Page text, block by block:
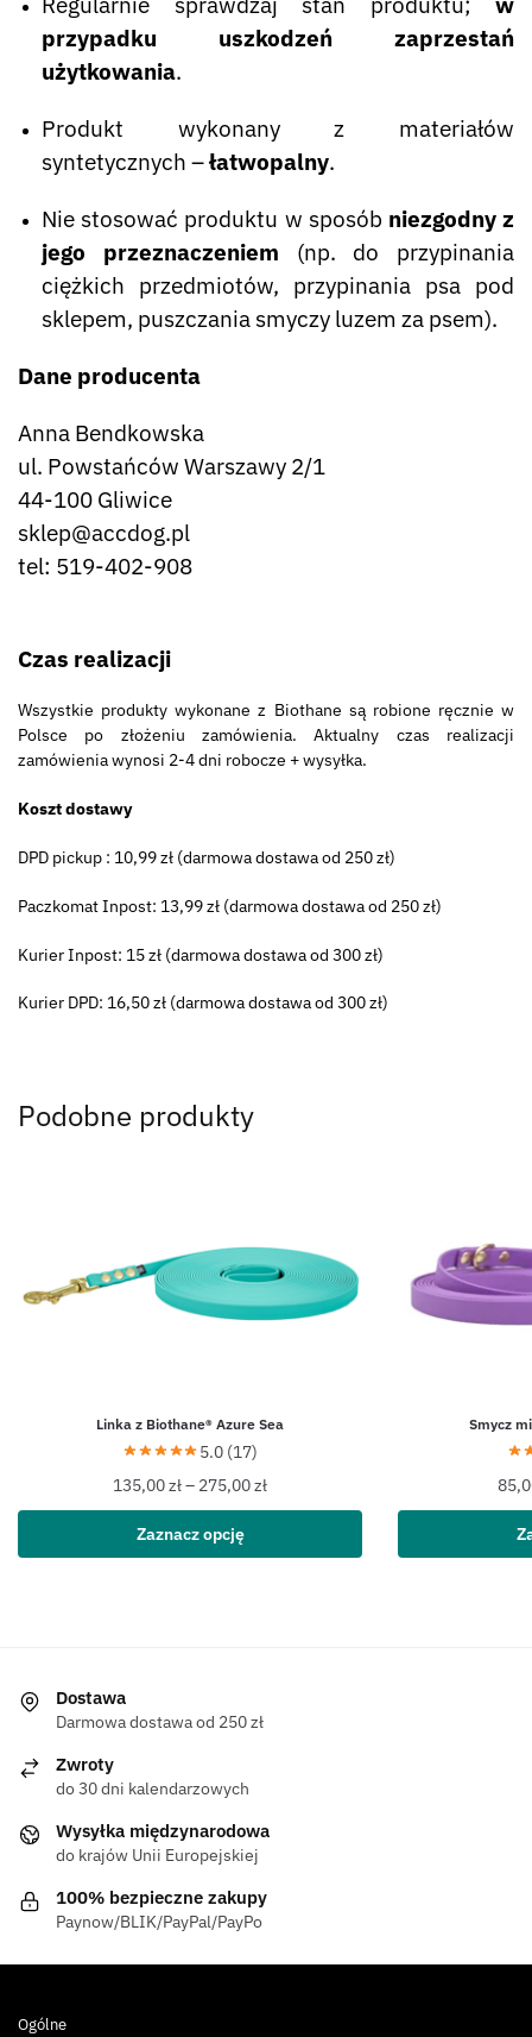
przypadku uszkodzeń zaprzestań
użytkowania.
Produkt wykonany z materiałów
syntetycznych –łatwopalny.
Nie stosować produktu w sposób niezgodny z
jego przeznaczeniem (np. do przypinania
ciężkich przedmiotów, przypinania psa pod
sklepem, puszczania smyczy luzem za psem).
Dane producenta
Anna Bendkowska
ul. Powstańców Warszawy 2/1
44-100 Gliwice
sklep@accdog.pl
tel: 519-402-908
Czas realizacji
Wszystkie produkty wykonane z Biothane są robione ręcznie w
Polsce po złożeniu zamówienia. Aktualny czas realizacji
zamówienia wynosi 2-4 dni robocze + wysyłka.
Koszt dostawy
DPD pickup : 10,99 zł (darmowa dostawa od 250 zł)
Paczkomat Inpost: 13,99 zł (darmowa dostawa od 250 zł)
Kurier Inpost: 15 zł (darmowa dostawa od 300 zł)
Kurier DPD: 16,50 zł (darmowa dostawa od 300 zł)
Podobne produkty
Linka z Biothane® Azure Sea
5.0 (17)
135,00zł– 275,00zł
Zaznacz opcję
Smycz
Dostawa
Darmowa dostawa od 250 zł
Zwroty
do 30 dni kalendarzowych
Wysyłka międzynarodowa
do krajów Unii Europejskiej
100% bezpieczne zakupy
Paynow/BLIK/PayPal/PayPo
Ogólne